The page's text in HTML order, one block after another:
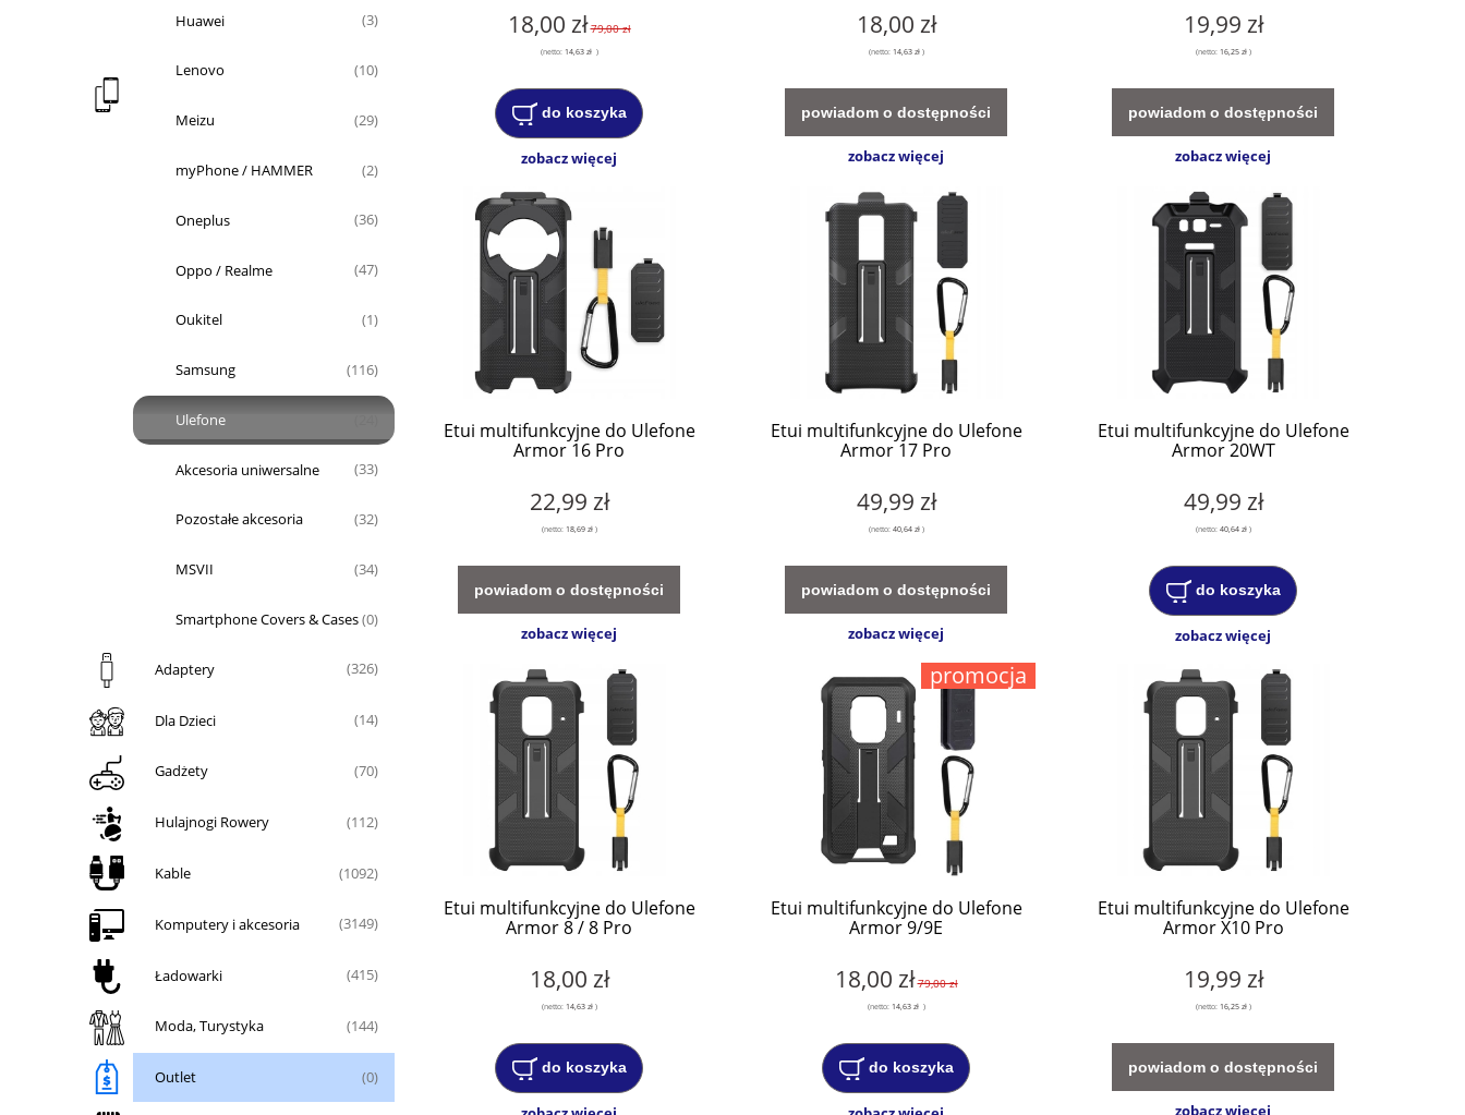
Huawei (3)
Lenovo (10)
Meizu (29)
myPhone / HAMMER (2)
Oneplus (36)
Oppo / Realme (47)
Oukitel (1)
Samsung (116)
Ulefone
Akcesoria uniwersalne (33)
Pozostałe akcesoria (32)
MSVII (34)
Smartphone Covers & Cases(0)
Adaptery (326)
Dla Dzieci (14)
Gadżety (70)
Hulajnogi Rowery (112)
Kable (1092)
Komputery i akcesoria (3149)
Ładowarki (415)
Moda, Turystyka (144)
Outlet (0)
18,00 zł 79,00 zł
(netto: 14,63 zł )
do koszyka
zobacz więcej
18,00 zł
(netto: 14,63 zł)
powiadom o dostępności
zobacz więcej
19,99 zł
(netto: 16,25 zł)
powiadom o dostępności
zobacz więcej
Etui multifunkcyjne do Ulefone
Armor 16 Pro
22,99 zł
(netto: 18,69 zł)
powiadom o dostępności
zobacz więcej
Etui multifunkcyjne do Ulefone
Armor 17 Pro
49,99 zł
(netto: 40,64 zł)
powiadom o dostępności
zobacz więcej
Etui multifunkcyjne do Ulefone
Armor 20WT
49,99 zł
(netto: 40,64 zł)
do koszyka
zobacz więcej
Etui multifunkcyjne do Ulefone
Armor 8 / 8 Pro
18,00 zł
(netto: 14,63 zł)
do koszyka
Etui multifunkcyjne do Ulefone
Armor 9/9E
18,00 zł 79,00 zł
(netto: 14,63 zł )
do koszyka
promocja
Etui multifunkcyjne do Ulefone
Armor X10 Pro
19,99 zł
(netto: 16,25 zł)
powiadom o dostępności
zobacz więcej